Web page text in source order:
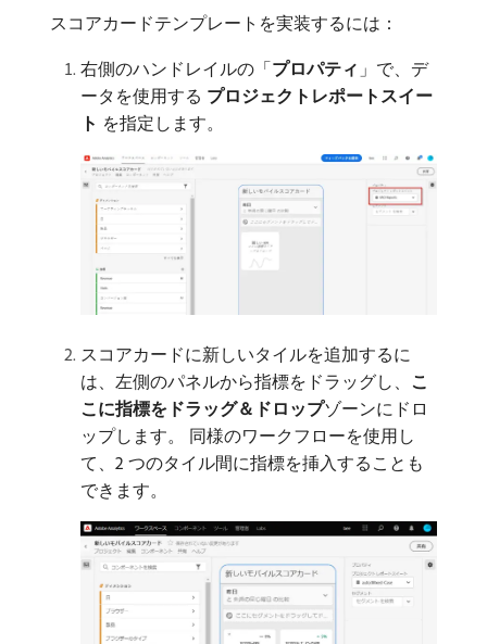
スコアカードテンプレートを実装するには：
右側のハンドレイルの「プロパティ 」で、デ
ータを使用する​ プロジェクトレポートスイー
ト ​を指定します。
スコアカードに新しいタイルを追加するに
は、左側のパネルから指標をドラッグし、 こ
こに指標をドラッグ＆ドロップ​ゾーンにドロ
ップします。 同様のワークフローを使用し
て、2 つのタイル間に指標を挿入することも
できます。